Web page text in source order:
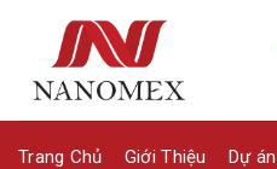
content
Trang Chủ Giới Thiệu Dự